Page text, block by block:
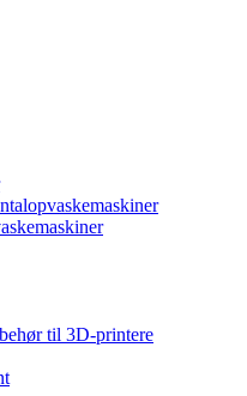
til 3D-printere